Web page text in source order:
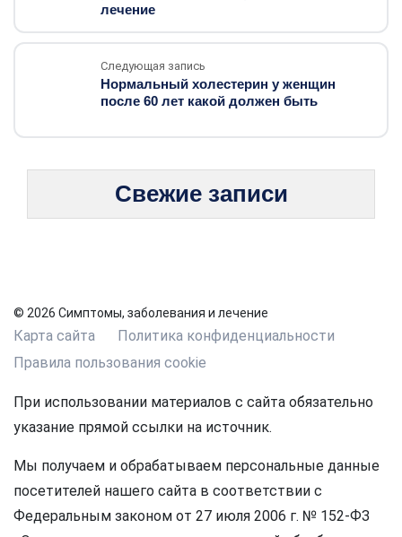
лечение
Следующая запись
Нормальный холестерин у женщин
после 60 лет какой должен быть
Свежие записи
© 2026 Симптомы, заболевания и лечение
Карта сайта
Политика конфиденциальности
Правила пользования cookie
При использовании материалов с сайта обязательно
указание прямой ссылки на источник.
Мы получаем и обрабатываем персональные данные
посетителей нашего сайта в соответствии с
Федеральным законом от 27 июля 2006 г. № 152-ФЗ